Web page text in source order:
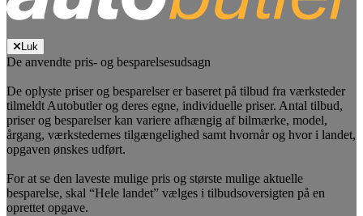
Luk
De anvendte pris- og besparelsesudsagn
De oplyste priser og besparelser er baseret på tilbud fra værksteder
tilmeldt Autobutler og deres egne, individuelle priser. Antal tilbud,
priser og besparelser kan variere afhængig af bilmærke, model,
årgang, værkstedernes tilgængelighed samt hvornår og hvor i landet,
opgaven ønskes udført.
For at se den laveste mulige pris og største mulige aktuelle
besparelse, skal “Hele landet” vælges i tilbudsoversigten på en
oprettet opgave.